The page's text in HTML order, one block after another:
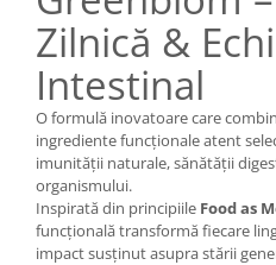
Beauty of Joseon
PETITFEE
Mary & May
COSRX
BIODANCE
OOTD
Cettua
Haruharu Wonder
Resveratrol
Scortisoara
Seleniu
Seminte de in
Silimarina
Spirulina
Ulei de cocos
Zilnică &
Intestinal
O formulă inovatoare care
ingrediente funcționale atent
imunității naturale, sănătății
organismului.
Inspirată din principiile Food as
funcțională transformă fiecare
impact susținut asupra stării